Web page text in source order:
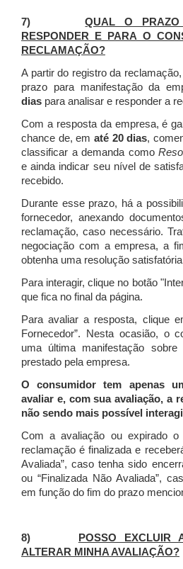
7)QUAL O
RESPONDER E PARA O
RECLAMAÇÃO?
A partir do registro da
prazo para manifestação da
dias para analisar e responder a
Com a resposta da empresa, é
chance de, em até 20 dias,
classificar a demanda como
e ainda indicar seu nível de
recebido.
Durante esse prazo, há a
fornecedor, anexando
reclamação, caso necessário.
negociação com a empresa, a
obtenha uma resolução
Para interagir, clique no botão
que fica no final da página.
Para avaliar a resposta, clique
Fornecedor”. Nesta ocasião, o
uma última manifestação sobre
prestado pela empresa.
O consumidor tem apenas
avaliar e, com sua avaliação, a
não sendo mais possível
Com a avaliação ou expirado
reclamação é finalizada e
Avaliada”, caso tenha sido
ou “Finalizada Não Avaliada”,
em função do fim do prazo
8)
POSSO EXCLUIR
ALTERAR MINHA AVALIAÇÃO?